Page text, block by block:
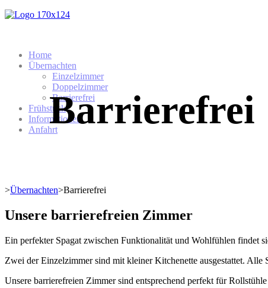
Home
Übernachten
Einzelzimmer
Doppelzimmer
Barrierefrei
Frühstück
Informationen
AnfahrtBarrierefrei
>Übernachten>Barrierefrei
Unsere barrierefreien Zimmer
Ein perfekter Spagat zwischen Funktionalität und Wohlfühlen findet
Zwei der Einzelzimmer sind mit kleiner Kitchenette ausgestattet.
Unsere barrierefreien Zimmer sind entsprechend perfekt für Rollstühle